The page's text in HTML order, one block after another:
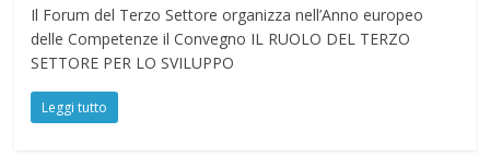
Il Forum del Terzo Settore organizza nell’Anno europeo
delle Competenze il Convegno IL RUOLO DEL TERZO
SETTORE PER LO SVILUPPO
Leggi tutto